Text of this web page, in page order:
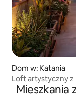
Dom w: Katania
Loft artystyczny z
w Katanii
Mieszkania